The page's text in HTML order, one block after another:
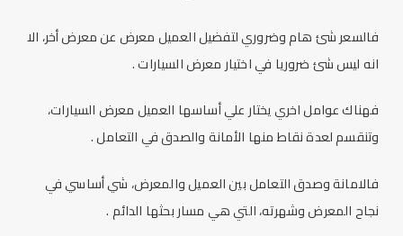
فالسعر شئ هام وضروري لتفضيل العميل معرض عن معرض أخر، الا
انه ليس شئ ضروريا في اختيار معرض السيارات .
فهناك عوامل اخري يختار علي أساسها العميل معرض السيارات،
وتنقسم لعدة نقاط منها الأمانة والصدق في التعامل .
فالامانة وصدق التعامل بين العميل والمعرض، شي أساسي في
نجاح المعرض وشهرته، التي هي مسار بحثها الدائم .